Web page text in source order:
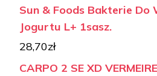
Sun & Foods Bakterie
Jogurtu L+ 1sasz.
28,70zł
CARPO 2 SE XD